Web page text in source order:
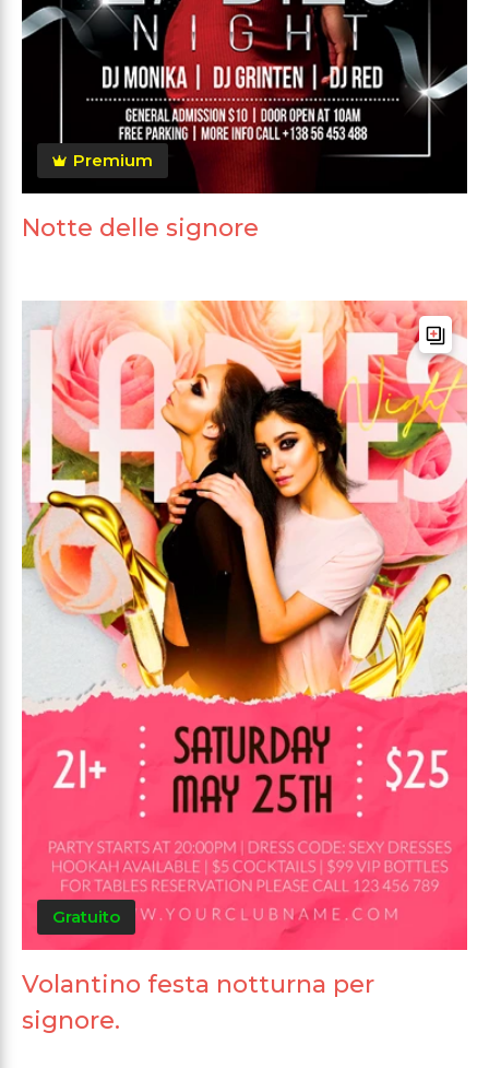
Premium
Notte delle signore
Gratuito
Volantino festa notturna per
signore.